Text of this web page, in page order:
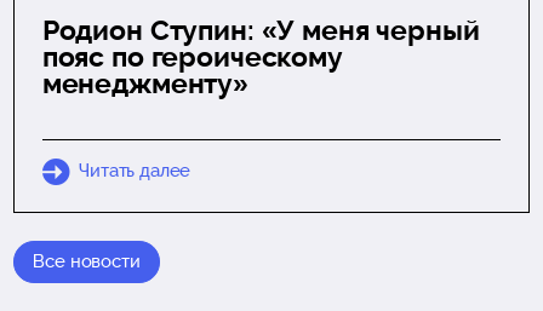
Родион Ступин: «У меня черный
пояс по героическому
менеджменту»
Читать далее
Все новости